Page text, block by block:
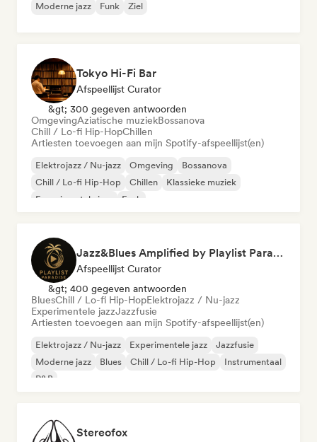
Moderne jazz
Funk Ziel
Tokyo Hi-Fi Bar
Afspeellijst Curator
&gt; 300 gegeven antwoorden
OmgevingAziatische muziekBossanova
Chill / Lo-fi Hip-HopChillen
Artiesten toevoegen aan mijn Spotify-afspeellijst(en)
Elektrojazz / Nu-jazz Omgeving
Bossanova
Chill / Lo-fi Hip-Hop
Chillen
Klassieke muziek
Experimentele jazz
Funk
Jazz&Blues Amplified by Playlist Paradise
Afspeellijst Curator
&gt; 400 gegeven antwoorden
BluesChill / Lo-fi Hip-HopElektrojazz / Nu-jazz
Experimentele jazzJazzfusie
Artiesten toevoegen aan mijn Spotify-afspeellijst(en)
Elektrojazz / Nu-jazz Experimentele jazz
Jazzfusie
Moderne jazz
Blues Chill / Lo-fi Hip-Hop
Instrumentaal
R&B
Stereofox